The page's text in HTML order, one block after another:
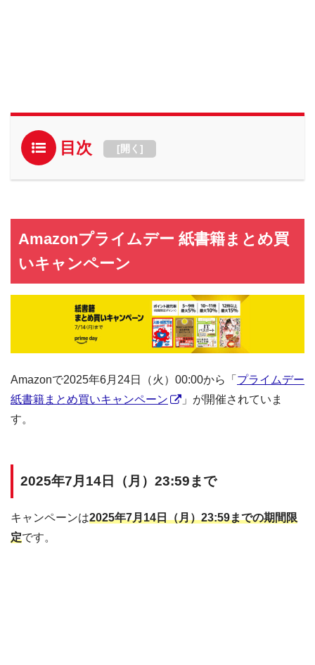
目次 [開く ]
Amazonプライムデー 紙書籍まとめ買
いキャンペーン
Amazonで2025年6月24日（火）00:00から「 プライムデー
紙書籍まとめ買いキャンペーン
」が開催されていま
す。
2025年7月14日（月）23:59まで
キャンペーンは2025年7月14日（月）23:59までの期間限
定です。